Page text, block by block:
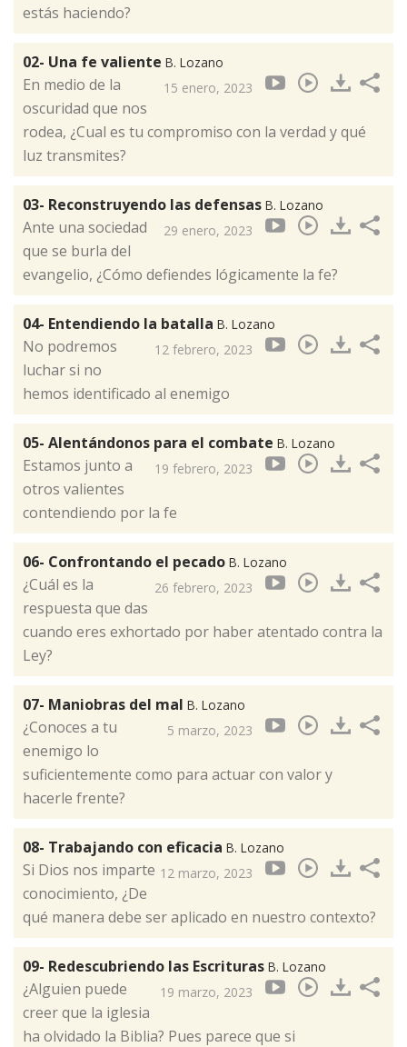
estás haciendo?
02- Una fe valiente B. Lozano
15 enero, 2023
En medio de la
oscuridad que nos
rodea, ¿Cual es tu compromiso con la verdad y qué
luz transmites?
03- Reconstruyendo las defensas B. Lozano
29 enero, 2023
Ante una sociedad
que se burla del
evangelio, ¿Cómo defiendes lógicamente la fe?
04- Entendiendo la batalla B. Lozano
12 febrero, 2023
No podremos
luchar si no
hemos identificado al enemigo
05- Alentándonos para el combate B. Lozano
19 febrero, 2023
Estamos junto a
otros valientes
contendiendo por la fe
06- Confrontando el pecado B. Lozano
26 febrero, 2023
¿Cuál es la
respuesta que das
cuando eres exhortado por haber atentado contra la
Ley?
07- Maniobras del mal B. Lozano
5 marzo, 2023
¿Conoces a tu
enemigo lo
suficientemente como para actuar con valor y
hacerle frente?
08- Trabajando con eficacia B. Lozano
12 marzo, 2023
Si Dios nos imparte
conocimiento, ¿De
qué manera debe ser aplicado en nuestro contexto?
09- Redescubriendo las Escrituras B. Lozano
19 marzo, 2023
¿Alguien puede
creer que la iglesia
ha olvidado la Biblia? Pues parece que si